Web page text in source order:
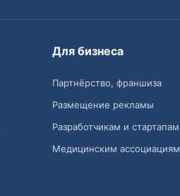
Для бизнеса
Партнёрство, франшиза
Размещение рекламы
Разработчикам и стартапам
Медицинским ассоциациям